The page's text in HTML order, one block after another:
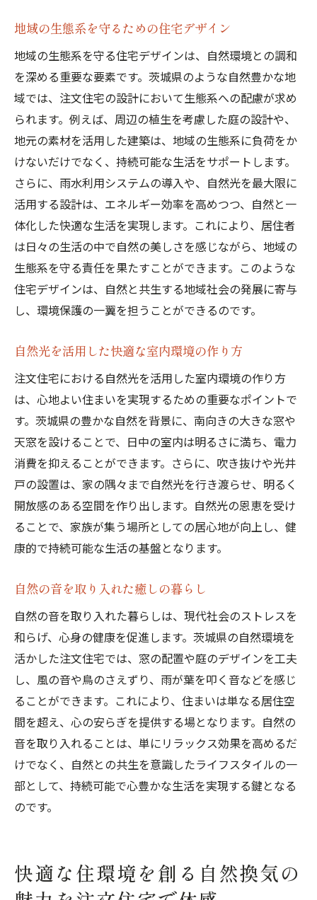
ト
快適な住環境を実現するための素材選び
自然環境と調和する色彩設計
自然換気とエネルギー効率の両立
心地よさを追求した空間づくりのヒント
自然を感じる毎日の楽しみ方
茨城県の美しい自然を感じる注文住宅のデザイ
ン秘話
自然の美しさを引き立てる外観デザイン
汎用性のある自然素材の選び方
注文住宅で実現する自然景観との一体感
自然の形状を模したユニークな建築アイデ
ア
地域の自然遺産を意識した設計
注文住宅で実現する茨城県での心豊かな日々の
暮らし
心豊かな暮らしを支える住宅設計
自然と共に過ごすための空間作り
家族の時間を大切にするリビングデザイン
日常に溶け込む自然の取り入れ方
自然の四季を感じる暮らしのすすめ
自然に触れることで心豊かになる理由
地域の生態系を守るための住宅デザイン
地域の生態系を守る住宅デザインは、自然環境との調和
を深める重要な要素です。茨城県のような自然豊かな地
域では、注文住宅の設計において生態系への配慮が求め
られます。例えば、周辺の植生を考慮した庭の設計や、
地元の素材を活用した建築は、地域の生態系に負荷をか
けないだけでなく、持続可能な生活をサポートします。
さらに、雨水利用システムの導入や、自然光を最大限に
活用する設計は、エネルギー効率を高めつつ、自然と一
体化した快適な生活を実現します。これにより、居住者
は日々の生活の中で自然の美しさを感じながら、地域の
生態系を守る責任を果たすことができます。このような
住宅デザインは、自然と共生する地域社会の発展に寄与
し、環境保護の一翼を担うことができるのです。
自然光を活用した快適な室内環境の作り方
注文住宅における自然光を活用した室内環境の作り方
は、心地よい住まいを実現するための重要なポイントで
す。茨城県の豊かな自然を背景に、南向きの大きな窓や
天窓を設けることで、日中の室内は明るさに満ち、電力
消費を抑えることができます。さらに、吹き抜けや光井
戸の設置は、家の隅々まで自然光を行き渡らせ、明るく
開放感のある空間を作り出します。自然光の恩恵を受け
ることで、家族が集う場所としての居心地が向上し、健
康的で持続可能な生活の基盤となります。
自然の音を取り入れた癒しの暮らし
自然の音を取り入れた暮らしは、現代社会のストレスを
和らげ、心身の健康を促進します。茨城県の自然環境を
活かした注文住宅では、窓の配置や庭のデザインを工夫
し、風の音や鳥のさえずり、雨が葉を叩く音などを感じ
ることができます。これにより、住まいは単なる居住空
間を超え、心の安らぎを提供する場となります。自然の
音を取り入れることは、単にリラックス効果を高めるだ
けでなく、自然との共生を意識したライフスタイルの一
部として、持続可能で心豊かな生活を実現する鍵となる
のです。
快適な住環境を創る自然換気の